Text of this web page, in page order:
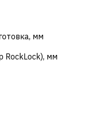
мм
RockLock), мм